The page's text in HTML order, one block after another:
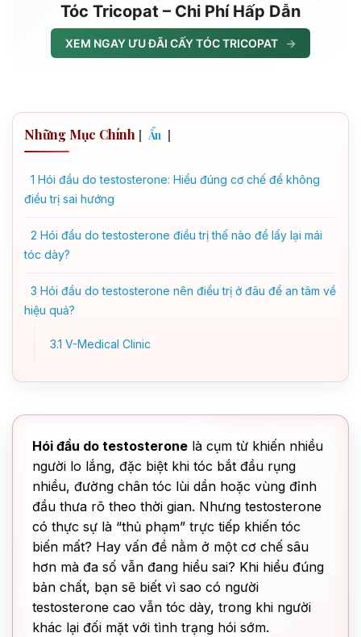
Tóc Tricopat – Chi Phí Hấp Dẫn
XEM NGAY ƯU ĐÃI CẤY TÓC TRICOPAT →
Những Mục Chính [ Ẩn ]
1 Hói đầu do testosterone: Hiểu đúng cơ chế để không
điều trị sai hướng
2 Hói đầu do testosterone điều trị thế nào để lấy lại mái
tóc dày?
3 Hói đầu do testosterone nên điều trị ở đâu để an tâm về
hiệu quả?
3.1 V-Medical Clinic
Hói đầu do testosterone là cụm từ khiến nhiều
người lo lắng, đặc biệt khi tóc bắt đầu rụng
nhiều, đường chân tóc lùi dần hoặc vùng đỉnh
đầu thưa rõ theo thời gian. Nhưng testosterone
có thực sự là “thủ phạm” trực tiếp khiến tóc
biến mất? Hay vấn đề nằm ở một cơ chế sâu
hơn mà đa số vẫn đang hiểu sai? Khi hiểu đúng
bản chất, bạn sẽ biết vì sao có người
testosterone cao vẫn tóc dày, trong khi người
khác lại đối mặt với tình trạng hói sớm.